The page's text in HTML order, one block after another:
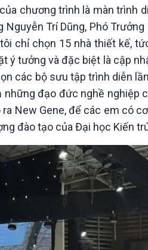
chương trình là màn trình
Trí Dũng, Phó
chỉ chọn 15 nhà thiết kế,
ý tưởng và đặc biệt là cập
các bộ sưu tập trình diễn
đạo đức nghề nghiệp
New Gene, để các em có
đào tạo của Đại học Kiến